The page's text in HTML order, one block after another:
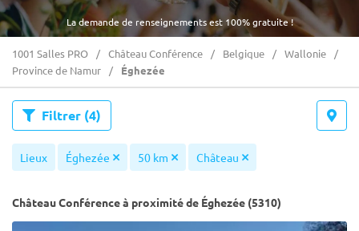
La demande de renseignements est 100% gratuite !
1001 Salles PRO Château Conférence Belgique
Wallonie
Province de Namur
Éghezée
Filtrer (4)
Lieux Éghezée 50 km Château
Château Conférence à proximité de Éghezée (5310)